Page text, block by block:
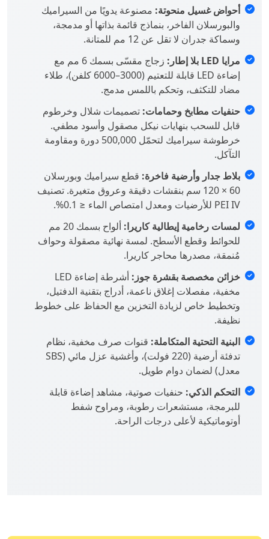
أحواض غسيل منحوتة: مصنوعة يدويًا من السيراميك
والبورسلان الفاخر، بنماذج قائمة بذاتها أو مدمجة،
وسماكة جدران لا تقل عن 12 مم للمتانة.
مرايا LED بلا إطار:
زجاج مقسّى بسمك 6 مم مع
إضاءة LED قابلة للتعتيم (3000–6000 كلفن)، طلاء
مضاد للتكثف، وتحكم باللمس مدمج.
حنفيات مطابخ وحمامات: تصميمات شلال وخرطوم
قابل للسحب بنهايات نيكل مصقول وأسود مطفي.
خرطوشة سيراميك لتحمّل 500,000 دورة ومقاومة
التآكل.
بلاط جدار وأرضية فاخرة: قطع سيراميك وبورسلان
60 × 120 سم بنقشات دقيقة وعروق متغيرة. تصنيف
PEI IV للأرضيات ومعدل امتصاص الماء ≤ 0.1%.
لمسات رخامية إيطالية كاريرا:
ألواح بسمك 20 مم
للحوائط وقطع الأسطح. لمسة نهائية مصقولة وحواف
مُنمقة، مصدرها محاجر كاريرا.
خزائن مخصصة بقشرة جوز:
أشرطة إضاءة LED
مخفية، مفصلات إغلاق ناعمة، أدراج بتقنية الدفتيل،
وتخطيط خاص لزيادة التخزين مع الحفاظ على خطوط
نظيفة.
البنية التحتية المتكاملة: قنوات صرف مخفية، نظام
تدفئة أرضية (220 فولت)، وأغشية عزل مائي (SBS
معدل) لضمان دوام طويل.
التحكم الذكي: حنفيات صوتية، مشاهد إضاءة قابلة
للبرمجة، مستشعرات رطوبة، ومراوح شفط
أوتوماتيكية لأعلى درجات الراحة.